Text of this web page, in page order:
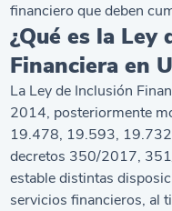
financiero que deben
¿Qué es la Ley
Financiera en
La Ley de Inclusión
2014, posteriormente
19.478, 19.593,
decretos 350/2017,
estable distintas
servicios financieros, al